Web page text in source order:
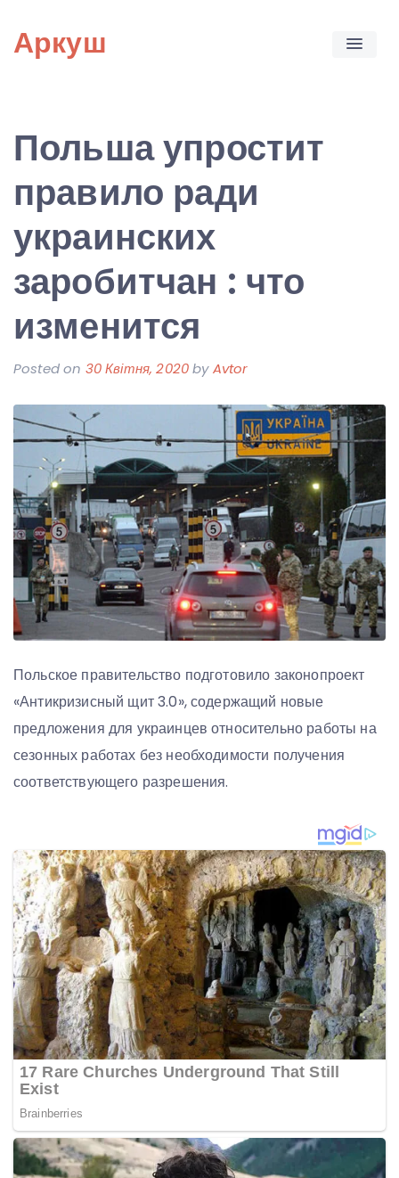
content
Аркуш
Польша упростит
правило ради
украинских
заробитчан : что
изменится
Posted on 30 Квітня, 2020byAvtor
Польское правительство подготовило законопроект
«Антикризисный щит 3.0», содержащий новые
предложения для украинцев относительно работы на
сезонных работах без необходимости получения
соответствующего разрешения.